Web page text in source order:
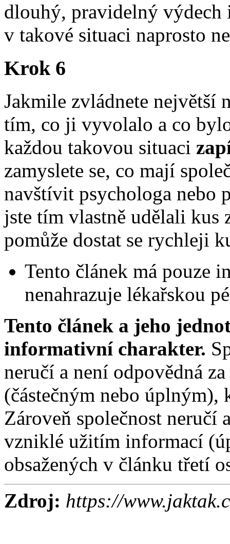
dlouhý, pravidelný výdech
v takové situaci naprosto
Krok 6
Jakmile zvládnete největší
tím, co ji vyvolalo a co
každou takovou situaci
zamyslete se, co mají
navštívit psychologa nebo
jste tím vlastně udělali kus
pomůže dostat se rychleji
Tento článek má pouze
nenahrazuje lékařskou
Tento článek a jeho
informativní charakter.
neručí a není odpovědná
(částečným nebo úplným),
Zároveň společnost neručí
vzniklé užitím informací
obsažených v článku třetí
Zdroj: https://